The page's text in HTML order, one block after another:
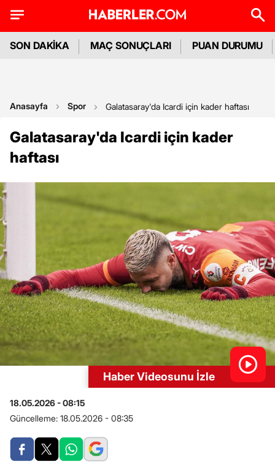
SON DAKİKA MAÇ SONUÇLARI PUAN DURUMU
Anasayfa Spor Galatasaray'da Icardi için kader haftası
Galatasaray'da Icardi için kader
haftası
Haber Videosunu İzle
18.05.2026 - 08:15
Güncelleme: 18.05.2026 - 08:35